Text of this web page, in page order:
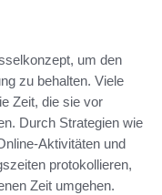
um den
zu behalten. Viele
Zeit, die sie vor
Durch Strategien wie
Aktivitäten und
protokollieren,
Zeit umgehen.